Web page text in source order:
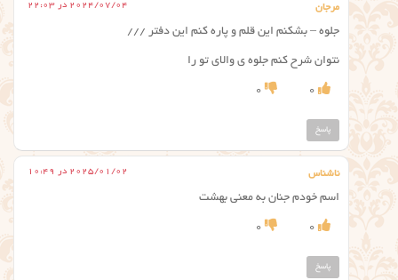
مرجان 2024/07/04 در 22:03
جلوه – بشکنم این قلم و پاره کنم این دفتر ///
نتوان شرح کنم جلوه ی والای تو را
0
0
پاسخ
ناشناس 2025/01/02 در 10:49
اسم خودم جنان به معنی بهشت
0
0
پاسخ